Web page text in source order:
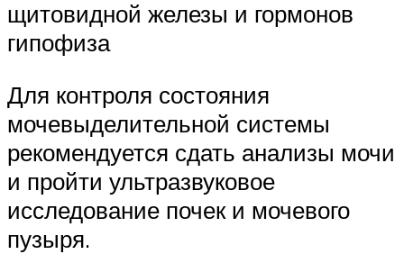
щитовидной железы и гормонов
гипофиза
Для контроля состояния
мочевыделительной системы
рекомендуется сдать анализы мочи
и пройти ультразвуковое
исследование почек и мочевого
пузыря.